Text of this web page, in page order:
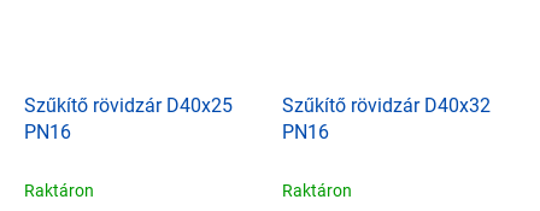
Szűkítő rövidzár D40x25
PN16
Raktáron
Szűkítő rövidzár D40x32
PN16
Raktáron